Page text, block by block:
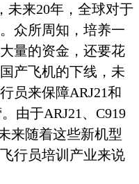
未来20年，全球对于
众所周知，培养一
量的资金，还要花
产飞机的下线，未
员来保障ARJ21和
由于ARJ21、C919
来随着这些新机型
行员培训产业来说